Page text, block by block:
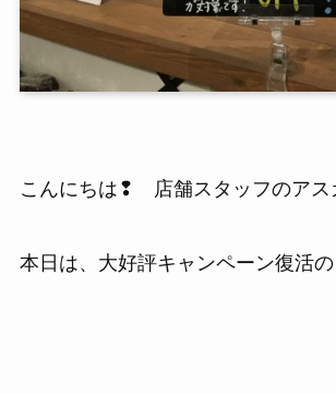
こんにちは❢ 店舗スタッフのアス
本日は、大好評キャンペーン復活